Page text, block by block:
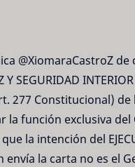
@XiomaraCastroZ
SEGURIDAD
277 Constitucional)
función exclusiva
que la intención del
envía la carta no es el